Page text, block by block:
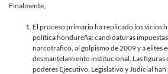
Finalmente,
El proceso primario ha replicado los vicios
política hondureña: candidaturas
narcotráfico, al golpismo de 2009 y a élites
desmantelamiento institucional. Las figuras
poderes Ejecutivo, Legislativo y Judicial